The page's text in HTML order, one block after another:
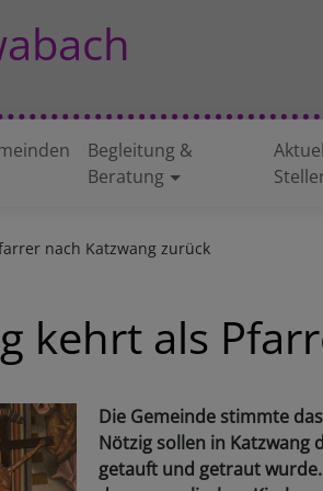
Begleitung &
Beratung
nach Katzwang zurück
kehrt als
Die Gemeinde stimmte
Nötzig sollen in Katzwang
getauft und getraut